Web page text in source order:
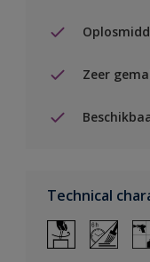
Zeer
Technical